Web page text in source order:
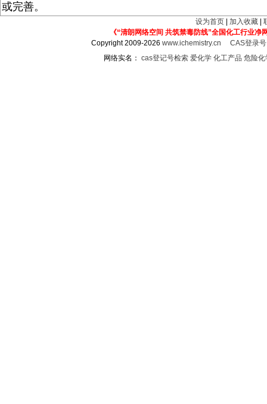
或完善。
设为首页 加入收藏
《“清朗网络空间 共筑禁毒防线”全国化工行业净
Copyright 2009-2026www.ichemistry.cn
CAS登录
网络实名： cas登记号检索 爱化学 化工产品 危险化